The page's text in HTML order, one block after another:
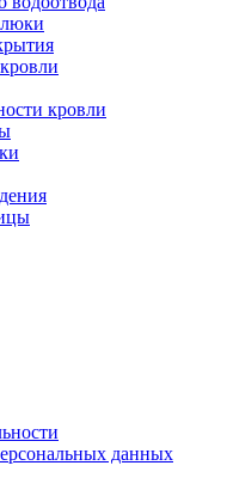
кровли
данных